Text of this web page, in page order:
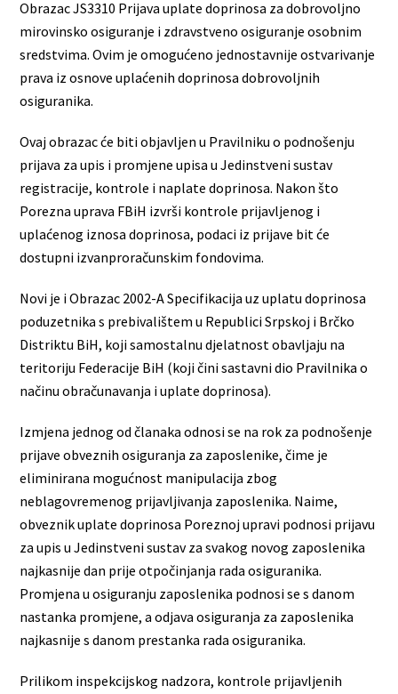
Obrazac JS3310 Prijava uplate doprinosa za dobrovoljno
mirovinsko osiguranje i zdravstveno osiguranje osobnim
sredstvima. Ovim je omogućeno jednostavnije ostvarivanje
prava iz osnove uplaćenih doprinosa dobrovoljnih
osiguranika.
Ovaj obrazac će biti objavljen u Pravilniku o podnošenju
prijava za upis i promjene upisa u Jedinstveni sustav
registracije, kontrole i naplate doprinosa. Nakon što
Porezna uprava FBiH izvrši kontrole prijavljenog i
uplaćenog iznosa doprinosa, podaci iz prijave bit će
dostupni izvanproračunskim fondovima.
Novi je i Obrazac 2002-A Specifikacija uz uplatu doprinosa
poduzetnika s prebivalištem u Republici Srpskoj i Brčko
Distriktu BiH, koji samostalnu djelatnost obavljaju na
teritoriju Federacije BiH (koji čini sastavni dio Pravilnika o
načinu obračunavanja i uplate doprinosa).
Izmjena jednog od članaka odnosi se na rok za podnošenje
prijave obveznih osiguranja za zaposlenike, čime je
eliminirana mogućnost manipulacija zbog
neblagovremenog prijavljivanja zaposlenika. Naime,
obveznik uplate doprinosa Poreznoj upravi podnosi prijavu
za upis u Jedinstveni sustav za svakog novog zaposlenika
najkasnije dan prije otpočinjanja rada osiguranika.
Promjena u osiguranju zaposlenika podnosi se s danom
nastanka promjene, a odjava osiguranja za zaposlenika
najkasnije s danom prestanka rada osiguranika.
Prilikom inspekcijskog nadzora, kontrole prijavljenih